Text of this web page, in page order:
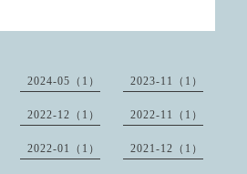
2024-05（1） 2023-11（1）
2022-12（1） 2022-11（1）
2022-01（1） 2021-12（1）